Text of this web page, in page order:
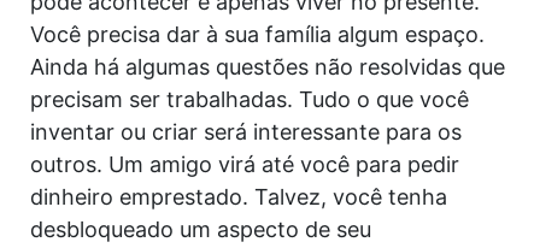
Você precisa dar à sua família algum espaço.
Ainda há algumas questões não resolvidas que
precisam ser trabalhadas. Tudo o que você
inventar ou criar será interessante para os
outros. Um amigo virá até você para pedir
dinheiro emprestado. Talvez, você tenha
desbloqueado um aspecto de seu